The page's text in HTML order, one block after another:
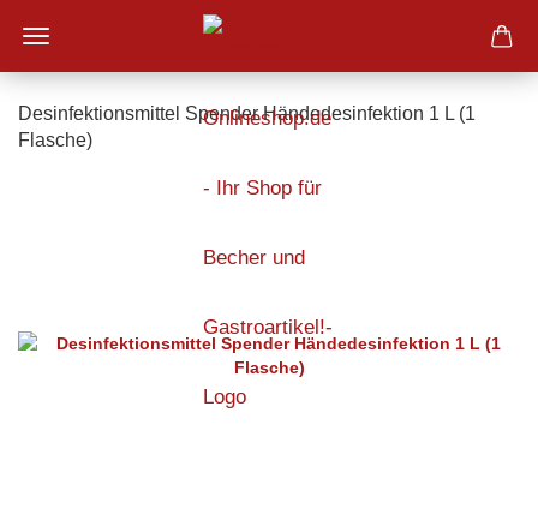
Desinfektionsmittel Spender Händedesinfektion 1 L (1
Flasche)